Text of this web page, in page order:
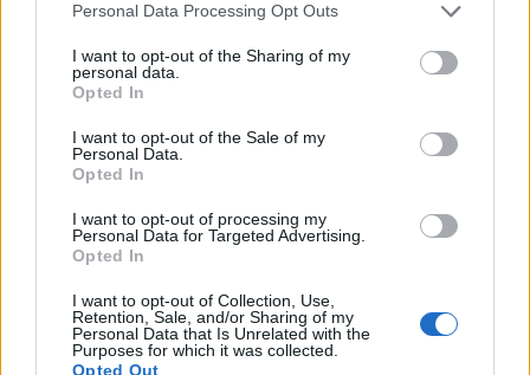
Please note that this website/app uses one or more Google
not limited to your visit or usage behaviour. You may click to
grant or deny consent to Google and its third-party tags to
use your data for below specified purposes in below Google
consent section.
Personal Data Processing Opt Outs
I want to opt-out of the Sharing of my
personal data.
Opted In
I want to opt-out of the Sale of my
Personal Data.
Opted In
I want to opt-out of processing my
Personal Data for Targeted Advertising.
Opted In
I want to opt-out of Collection, Use,
Retention, Sale, and/or Sharing of my
Personal Data that Is Unrelated with the
Purposes for which it was collected.
Opted Out
άνδρας που έχασε σύζυγο και γιο στο
Πιο σχολιασμένα
Marfin: Η 46χρονη πήρε προθεσμία για
να απολογηθεί την Τρίτη – «Είναι αθώα,
συμμετείχε στη διαδήλωση όπως και
100.000 άτομα»
Βγήκαν ξανά τα μαχαίρια στην Ελπίδα
για τη Δημοκρατία: «Καρυστιανού,
Γρατσία και Γαλανός μετέτρεψαν το
κίνημα σε φοβικό αρχηγικό κόμμα»
Μεταφορές χρημάτων: Πότε μπορεί να